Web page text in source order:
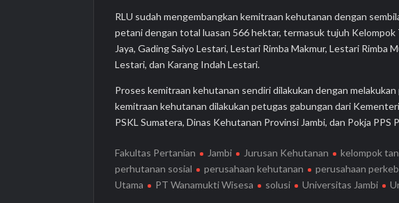
RLU sudah mengembangkan kemitraan kehutanan dengan
petani dengan total luasan 566 hektar, termasuk tujuh
Jaya, Gading Saiyo Lestari, Lestari Rimba Makmur, Lestari Rimba
Lestari, dan Karang Indah Lestari.
Proses kemitraan kehutanan sendiri dilakukan dengan
kemitraan kehutanan dilakukan petugas gabungan dari
PSKL Sumatera, Dinas Kehutanan Provinsi Jambi, dan Pokja PPS
Fakultas Pertanian Jambi Jurusan Kehutanan kelompok
perhutanan sosial
perusahaan kehutanan perusahaan
Utama
PT Wanamukti Wisesa solusi Universitas Jambi